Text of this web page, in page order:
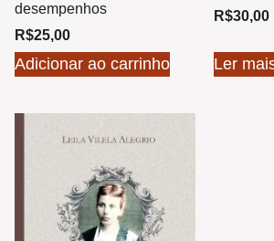
desempenhos
R$25,00
Adicionar ao carrinho
R$30,00
Ler